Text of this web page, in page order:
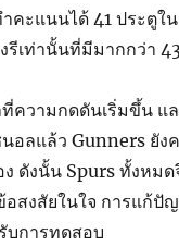
คะแนนได้ 41 ประตูใ
งรีเท่านั้นที่มีมากกว่า
ที่ความกดดันเริ่มขึ้น แ
นอลแล้ว Gunners ยัง
ง ดังนั้น Spurs ทั้งหมด
อสงสัยในใจ การแก้ปั
บการทดสอบ